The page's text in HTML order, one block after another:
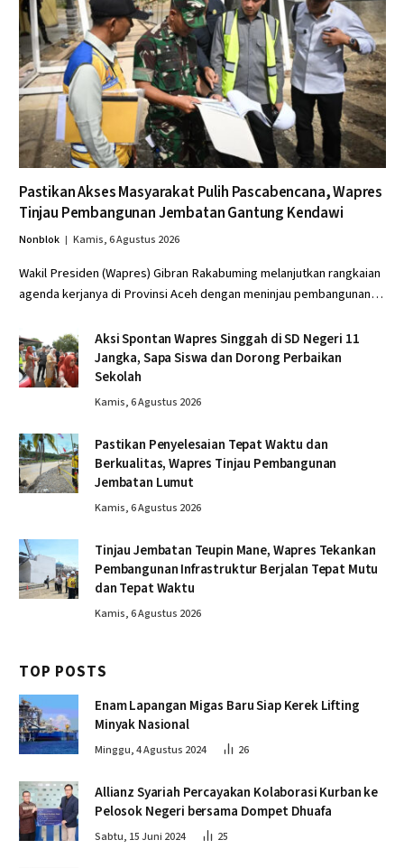
Pastikan Akses Masyarakat Pulih Pascabencana, Wapres
Tinjau Pembangunan Jembatan Gantung Kendawi
Nonblok Kamis, 6 Agustus 2026
Wakil Presiden (Wapres) Gibran Rakabuming melanjutkan rangkaian
agenda kerjanya di Provinsi Aceh dengan meninjau pembangunan…
Aksi Spontan Wapres Singgah di SD Negeri 11
Jangka, Sapa Siswa dan Dorong Perbaikan
Sekolah
Kamis, 6 Agustus 2026
Pastikan Penyelesaian Tepat Waktu dan
Berkualitas, Wapres Tinjau Pembangunan
Jembatan Lumut
Kamis, 6 Agustus 2026
Tinjau Jembatan Teupin Mane, Wapres Tekankan
Pembangunan Infrastruktur Berjalan Tepat Mutu
dan Tepat Waktu
Kamis, 6 Agustus 2026
TOP POSTS
Enam Lapangan Migas Baru Siap Kerek Lifting
Minyak Nasional
Minggu, 4 Agustus 2024 26
Allianz Syariah Percayakan Kolaborasi Kurban ke
Pelosok Negeri bersama Dompet Dhuafa
Sabtu, 15 Juni 2024 25